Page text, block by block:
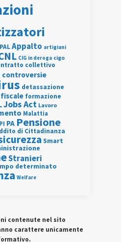
Appalto artigiani
CIG in deroga cigo
collettivo
controversie
detassazione
fiscale formazione
Jobs Act Lavoro
Malattia
PA Pensione
di Cittadinanza
Smart
Stranieri
determinato
Welfare
contenute nel sito
carattere unicamente